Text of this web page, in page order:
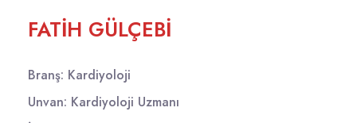
FATİH GÜLÇEBİ
Branş: Kardiyoloji
Unvan: Kardiyoloji Uzmanı